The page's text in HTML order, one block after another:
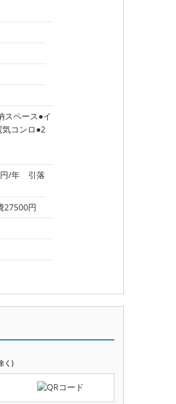
スペース イ
気コンロ 2
/年 引落
27500円
く)